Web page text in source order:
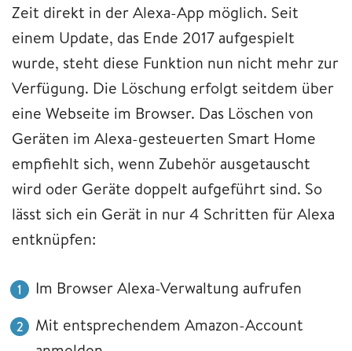
Zeit direkt in der Alexa-App möglich. Seit
einem Update, das Ende 2017 aufgespielt
wurde, steht diese Funktion nun nicht mehr zur
Verfügung. Die Löschung erfolgt seitdem über
eine Webseite im Browser. Das Löschen von
Geräten im Alexa-gesteuerten Smart Home
empfiehlt sich, wenn Zubehör ausgetauscht
wird oder Geräte doppelt aufgeführt sind. So
lässt sich ein Gerät in nur 4 Schritten für Alexa
entknüpfen:
Im Browser Alexa-Verwaltung aufrufen
Mit entsprechendem Amazon-Account